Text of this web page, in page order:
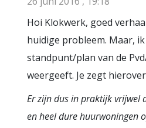
Hoi Klokwerk, goed
huidige probleem. Maar,
standpunt/plan van de
weergeeft. Je zegt
Er zijn dus in praktijk vrijwel
en heel dure huurwoningen